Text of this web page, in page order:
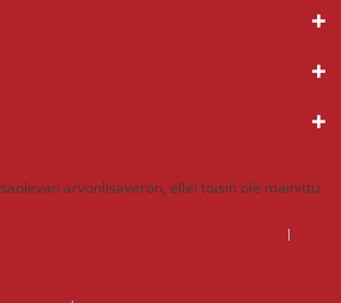
arvonlisäveron, ellei toisin ole mainittu